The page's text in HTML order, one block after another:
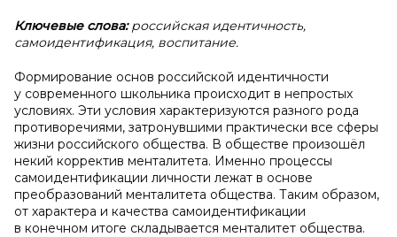
Ключевые слова: российская идентичность,
самоидентификация, воспитание.
Формирование основ российской идентичности
у современного школьника происходит в непростых
условиях. Эти условия характеризуются разного рода
противоречиями, затронувшими практически все сферы
жизни российского общества. В обществе произошёл
некий корректив менталитета. Именно процессы
самоидентификации личности лежат в основе
преобразований менталитета общества. Таким образом,
от характера и качества самоидентификации
в конечном итоге складывается менталитет общества.